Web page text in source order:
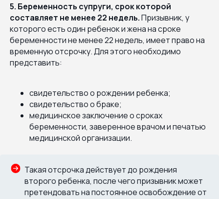
5. Беременность супруги, срок которой
составляет не менее 22 недель.Призывник, у
которого есть один ребенок и жена на сроке
беременности не менее 22 недель, имеет право на
временную отсрочку. Для этого необходимо
представить:
свидетельство о рождении ребенка;
свидетельство о браке;
медицинское заключение о сроках
беременности, заверенное врачом и печатью
медицинской организации.
Такая отсрочка действует до рождения
второго ребенка, после чего призывник может
претендовать на постоянное освобождение от